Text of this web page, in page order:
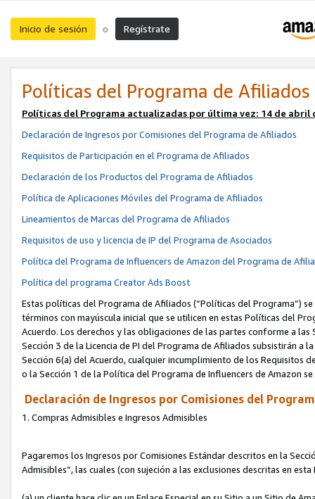
Inicio de sesión o Regístrate
Políticas del Programa de Afiliados
Políticas del Programa actualizadas por última vez: 14 de abril
Declaración de Ingresos por Comisiones del Programa de Afiliados
Requisitos de Participación en el Programa de Afiliados
Declaración de los Productos del Programa de Afiliados
Política de Aplicaciones Móviles del Programa de Afiliados
Lineamientos de Marcas del Programa de Afiliados
Requisitos de uso y licencia de IP del Programa de Asociados
Política del Programa de Influencers de Amazon del Programa de
Política del programa Creator Ads Boost
Estas políticas del Programa de Afiliados (“Políticas del Programa”)
términos con mayúscula inicial que se utilicen en estas Políticas del
Acuerdo. Los derechos y las obligaciones de las partes conforme a
Sección 3 de la Licencia de PI del Programa de Afiliados subsistirán
Sección 6(a) del Acuerdo, cualquier incumplimiento de los Requisitos
o la Sección 1 de la Política del Programa de Influencers de Amazon
Declaración de Ingresos por Comisiones del
1. Compras Admisibles e Ingresos Admisibles
Pagaremos los Ingresos por Comisiones Estándar descritos en la
Admisibles”, las cuales (con sujeción a las exclusiones descritas en